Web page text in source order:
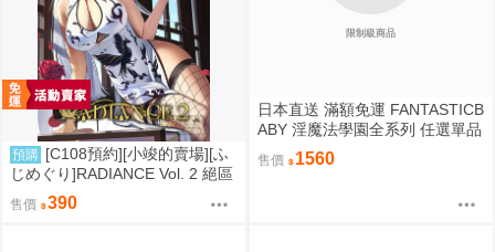
預購 [C108預約][小竣的賣場][ふ
じめぐり]RADIANCE Vol. 2 絕區
零 同人誌id=3755087
售價 390
限制級商品
日本直送 滿額免運 FANTASTICB
ABY 淫魔法學園全系列 任選單品
/ 3位學妹豪華全套組 疾風雷神
售價 1560